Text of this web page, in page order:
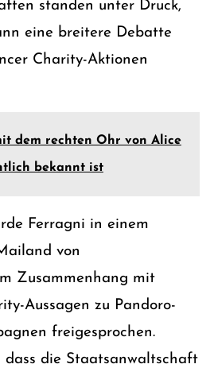
standen unter Druck,
eine breitere Debatte
Charity-Aktionen
dem rechten Ohr von Alice
bekannt ist
Ferragni in einem
von
Zusammenhang mit
Aussagen zu Pandoro-
freigesprochen.
dass die Staatsanwaltschaft